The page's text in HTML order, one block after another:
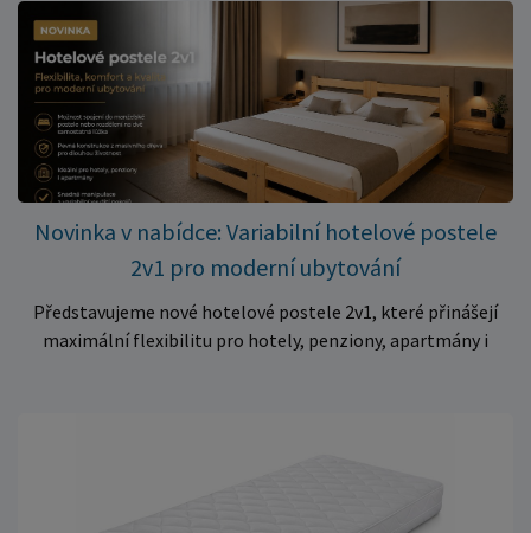
✅ Pohodlné pěnové jádro pro komfortní spánek dítěte ✅
Skvělá volba do dětských postýlek ✅ Výjimečně výhodná cena
– jen 399 Kč Využijte této mimořádné nabídky a pořiďte
kvalitní matraci za cenu, která patří k nejvýhodnějším na
trhu. Akce platí pouze do vyprodání zásob. Nakupujte chytře a
ušetřete!
Novinka v nabídce: Variabilní hotelové postele
2v1 pro moderní ubytování
Představujeme nové hotelové postele 2v1, které přinášejí
maximální flexibilitu pro hotely, penziony, apartmány i
stabilitu a dlouhou životnost. Robustní konstrukce z